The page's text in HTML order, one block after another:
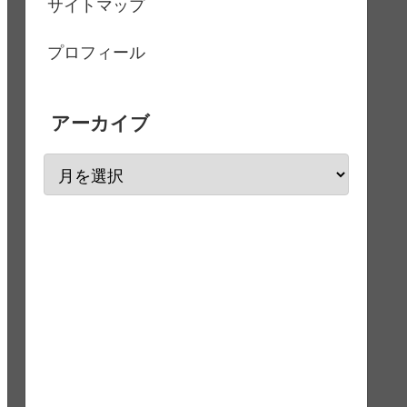
サイトマップ
プロフィール
アーカイブ